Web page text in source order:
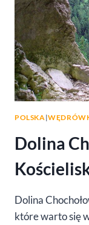
POLSKA |
Dolina
Dolina
które warto się